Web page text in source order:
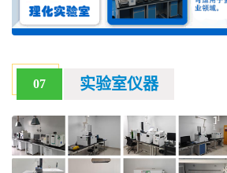
07 实验室仪器